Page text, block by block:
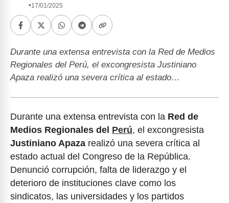
•17/01/2025
Durante una extensa entrevista con la Red de Medios
Regionales del Perú, el excongresista Justiniano
Apaza realizó una severa crítica al estado…
Durante una extensa entrevista con la Red de
Medios Regionales del Perú, el excongresista
Justiniano Apaza realizó una severa crítica al
estado actual del Congreso de la República.
Denunció corrupción, falta de liderazgo y el
deterioro de instituciones clave como los
sindicatos, las universidades y los partidos